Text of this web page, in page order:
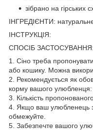
зібрано на гірських
ІНГРЕДІЄНТИ: натуральне
ІНСТРУКЦІЯ:
СПОСІБ ЗАСТОСУВАННЯ:
1. Сіно треба пропонувати
або кошику. Можна
2. Рекомендується як
корму вашого улюбленця:
3. Кількість
4. Якщо ваш улюбленець
обмежуйте.
5. Забезпечте вашого